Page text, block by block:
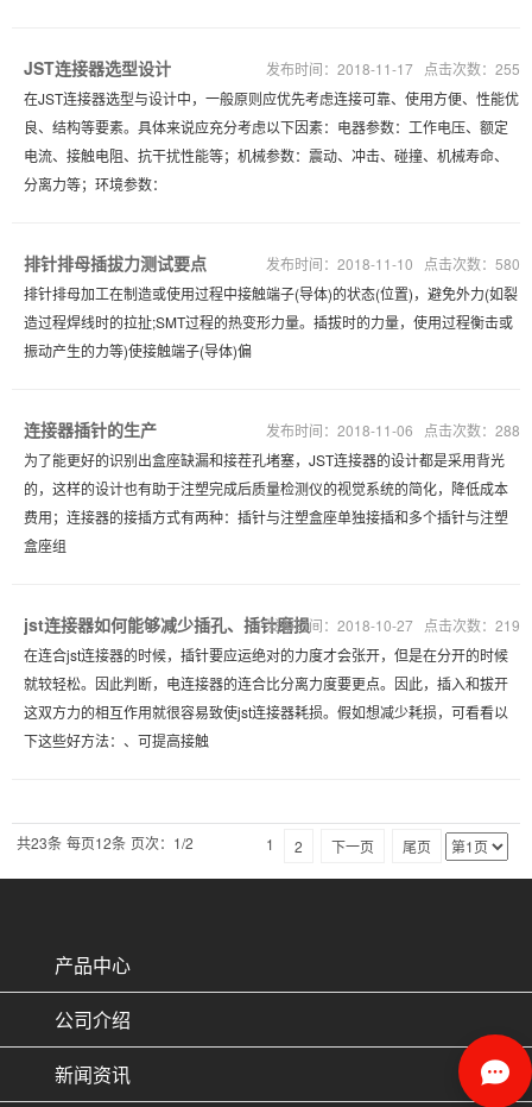
JST连接器选型设计
在JST连接器选型与设计中，一般原则应优先考虑连接可靠、使用方便、性能优
良、结构等要素。具体来说应充分考虑以下因素：电器参数：工作电压、额定
电流、接触电阻、抗干扰性能等；机械参数：震动、冲击、碰撞、机械寿命、
分离力等；环境参数：
发布时间：2018-11-17 点击次数：255
排针排母插拔力测试要点
排针排母加工在制造或使用过程中接触端子(导体)的状态(位置)，避免外力(如裂
造过程焊线时的拉扯;SMT过程的热变形力量。插拔时的力量，使用过程衡击或
振动产生的力等)使接触端子(导体)偏
发布时间：2018-11-10 点击次数：580
连接器插针的生产
为了能更好的识别出盒座缺漏和接茬孔堵塞，JST连接器的设计都是采用背光
的，这样的设计也有助于注塑完成后质量检测仪的视觉系统的简化，降低成本
费用；连接器的接插方式有两种：插针与注塑盒座单独接插和多个插针与注塑
盒座组
发布时间：2018-11-06 点击次数：288
jst连接器如何能够减少插孔、插针磨损
在连合jst连接器的时候，插针要应运绝对的力度才会张开，但是在分开的时候
就较轻松。因此判断，电连接器的连合比分离力度要更点。因此，插入和拔开
这双方力的相互作用就很容易致使jst连接器耗损。假如想减少耗损，可看看以
下这些好方法：、可提高接触
发布时间：2018-10-27 点击次数：219
共23条 每页12条 页次：1/2 1 2 下一页 尾页
产品中心
公司介绍
新闻资讯